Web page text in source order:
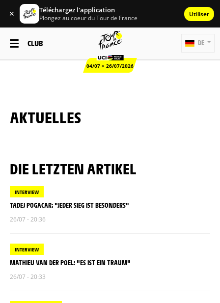
✕ Téléchargez l'application
Plongez au coeur du Tour de France Utiliser
CLUB
04/07 > 26/07/2026
DE
AKTUELLES
DIE LETZTEN ARTIKEL
INTERVIEW
TADEJ POGACAR: "JEDER SIEG IST BESONDERS"
26/07 - 20:36
INTERVIEW
MATHIEU VAN DER POEL: "ES IST EIN TRAUM"
26/07 - 20:33